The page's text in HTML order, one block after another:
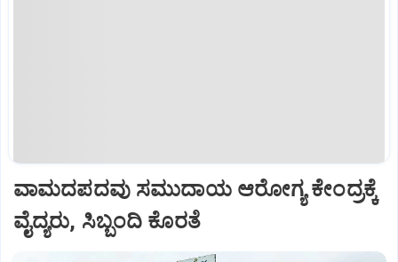
ವಾಮದಪದವು ಸಮುದಾಯ ಆರೋಗ್ಯ ಕೇಂದ್ರಕ್ಕೆ
ವೈದ್ಯರು, ಸಿಬ್ಬಂದಿ ಕೊರತೆ